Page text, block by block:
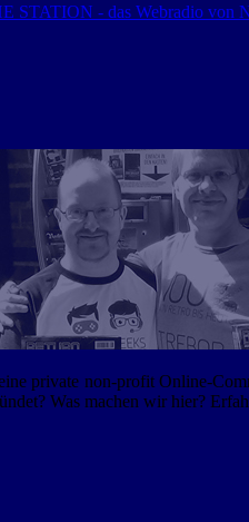
STATION - das Webradio von
private non-profit Online-
Was machen wir hier?